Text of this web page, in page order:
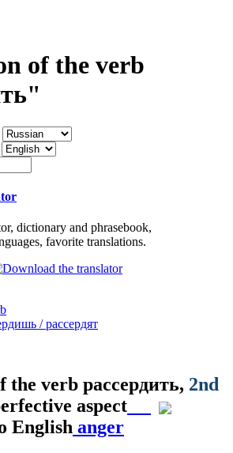
of the verb
dictionary and phrasebook,
favorite translations.
/ рассердят
the verb рассердить, 2nd
aspect
anger